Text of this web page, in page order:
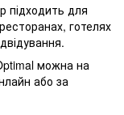
підходить для
готелях
можна на
або за